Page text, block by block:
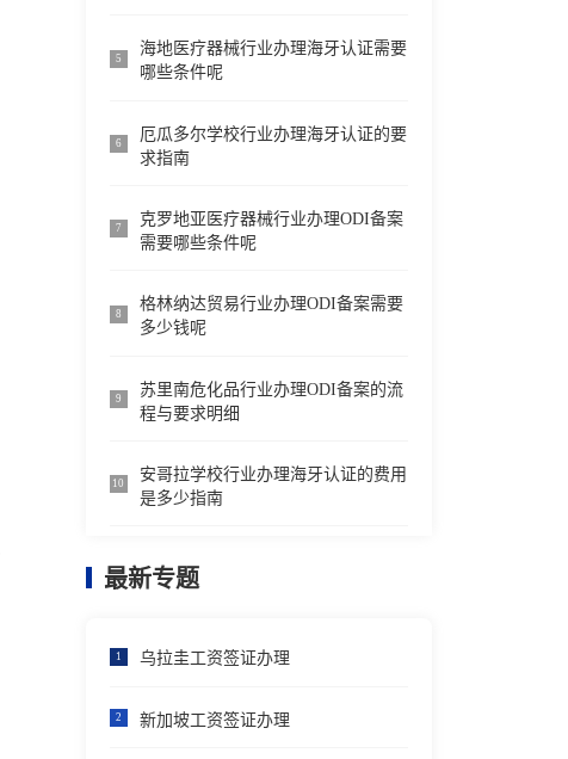
5
海地医疗器械行业办理海牙认证需要
哪些条件呢
6
厄瓜多尔学校行业办理海牙认证的要
求指南
7
克罗地亚医疗器械行业办理ODI备案
需要哪些条件呢
8
格林纳达贸易行业办理ODI备案需要
多少钱呢
9
苏里南危化品行业办理ODI备案的流
程与要求明细
10
安哥拉学校行业办理海牙认证的费用
是多少指南
最新专题
1 乌拉圭工资签证办理
2 新加坡工资签证办理